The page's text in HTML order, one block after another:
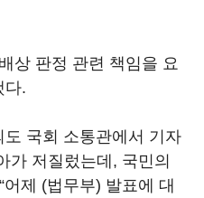
상 판정 관련 책임을 요
다.
국회 소통관에서 기자
가 저질렀는데, 국민의
제 (법무부) 발표에 대